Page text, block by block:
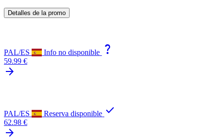
Detalles de la promo
PAL/ES Info no disponible question_mark
59.99 €
arrow_forward
PAL/ES Reserva disponible check
62.98 €
arrow_forward